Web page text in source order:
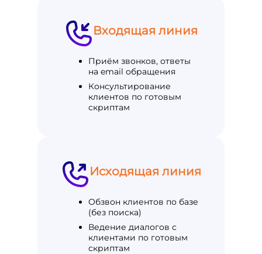
Входящая линия
Приём звонков, ответы
на email обращения
Консультирование
клиентов по готовым
скриптам
Исходящая линия
Обзвон клиентов по базе
(без поиска)
Ведение диалогов с
клиентами по готовым
скриптам